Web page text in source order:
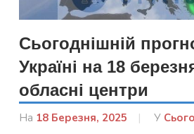
Сьогоднішній
Україні на 18
обласні центри
На 18 Березня, 2025
Від
У